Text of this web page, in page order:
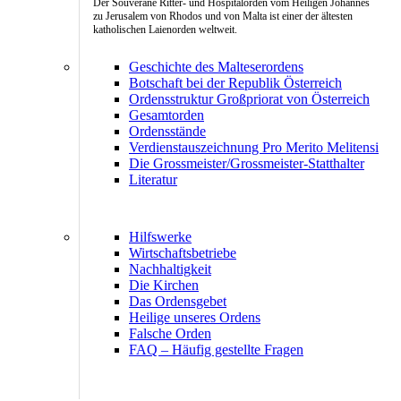
Der Souveräne Ritter- und Hospitalorden vom Heiligen Johannes
zu Jerusalem von Rhodos und von Malta ist einer der ältesten
katholischen Laienorden weltweit.
Geschichte des Malteserordens
Botschaft bei der Republik Österreich
Ordensstruktur Großpriorat von Österreich
Gesamtorden
Ordensstände
Verdienstauszeichnung Pro Merito Melitensi
Die Grossmeister/Grossmeister-Statthalter
Literatur
Hilfswerke
Wirtschaftsbetriebe
Nachhaltigkeit
Die Kirchen
Das Ordensgebet
Heilige unseres Ordens
Falsche Orden
FAQ – Häufig gestellte Fragen